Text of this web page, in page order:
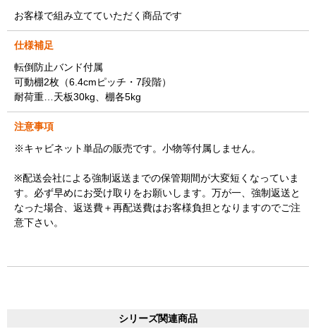
お客様で組み立てていただく商品です
仕様補足
転倒防止バンド付属
可動棚2枚（6.4cmピッチ・7段階）
耐荷重…天板30kg、棚各5kg
注意事項
※キャビネット単品の販売です。小物等付属しません。
※配送会社による強制返送までの保管期間が大変短くなっていま
す。必ず早めにお受け取りをお願いします。万が一、強制返送と
なった場合、返送費＋再配送費はお客様負担となりますのでご注
意下さい。
シリーズ関連商品